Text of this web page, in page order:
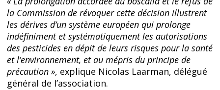
la Commission de révoquer cette décision illustrent
les dérives d’un système européen qui prolonge
indéfiniment et systématiquement les autorisations
des pesticides en dépit de leurs risques pour la santé
et l’environnement, et au mépris du principe de
précaution », explique Nicolas Laarman, délégué
général de l’association.